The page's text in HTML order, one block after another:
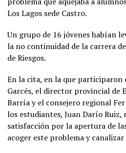
Los Lagos sede Castro.
Un grupo de 16 jóvenes habían
la no continuidad de la carrera
de Riesgos.
En la cita, en la que participaron
Garcés, el director provincial de
Barría y el consejero regional
los estudiantes, Juan Darío Ruiz,
satisfacción por la apertura de
acoger este problema y